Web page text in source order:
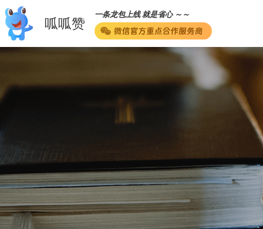
呱呱赞
一条龙包上线 就是省心 ～～